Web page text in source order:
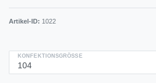
Artikel-ID: 1022
KONFEKTIONSGRÖSSE